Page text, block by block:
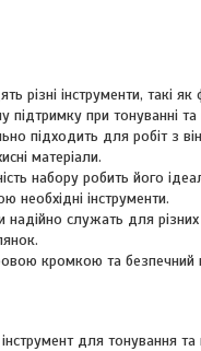
різні інструменти, такі
при тонуванні та
підходить для робіт з
матеріали.
набору робить його
необхідні інструменти.
надійно служать для
кромкою та
для тонування